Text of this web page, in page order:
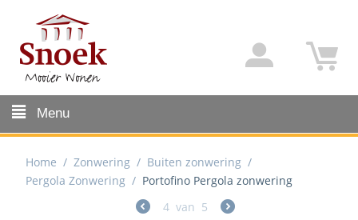
Menu
Home / Zonwering / Buiten zonwering /
Pergola Zonwering / Portofino Pergola zonwering
4 van 5